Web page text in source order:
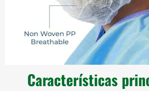
Características